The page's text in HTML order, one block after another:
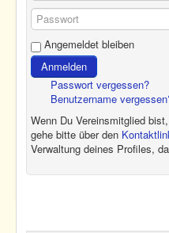
Benutzername
Passwort
Angemeldet bleiben
Anmelden
Passwort vergessen?
Benutzername
Wenn Du Vereinsmitglied
gehe bitte über den
Verwaltung deines Profiles,